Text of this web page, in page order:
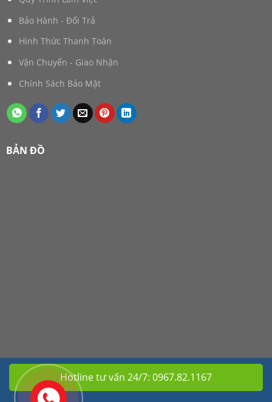
Bảo Hành - Đổi Trả
Hình Thức Thanh Toán
Vận Chuyển - Giao Nhận
Chính Sách Bảo Mật
BẢN ĐỒ
Hotline tư vấn 24/7: 0967.82.1167